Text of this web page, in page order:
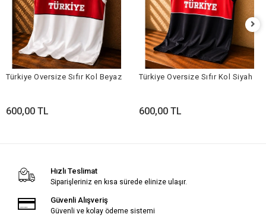
Türkiye Oversize Sıfır Kol Beyaz
600,00 TL
Türkiye Oversize Sıfır Kol Siyah
600,00 TL
Hızlı Teslimat
Siparişleriniz en kısa sürede elinize ulaşır.
Güvenli Alışveriş
Güvenli ve kolay ödeme sistemi